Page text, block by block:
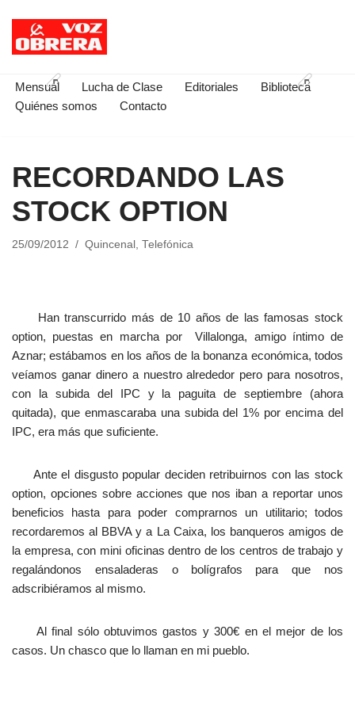
Saltar
contenido
Mensual Lucha de Clase Editoriales
Biblioteca
Quiénes somos
Contacto
RECORDANDO LAS
STOCK OPTION
25/09/2012 Quincenal , Telefónica
Han transcurrido más de 10 años de las famosas stock
option, puestas en marcha por Villalonga, amigo íntimo de
Aznar; estábamos en los años de la bonanza económica, todos
veíamos ganar dinero a nuestro alrededor pero para nosotros,
con la subida del IPC y la paguita de septiembre (ahora
quitada), que enmascaraba una subida del 1% por encima del
IPC, era más que suficiente.
Ante el disgusto popular deciden retribuirnos con las stock
option, opciones sobre acciones que nos iban a reportar unos
beneficios hasta para poder comprarnos un utilitario; todos
recordaremos al BBVA y a La Caixa, los banqueros amigos de
la empresa, con mini oficinas dentro de los centros de trabajo y
regalándonos ensaladeras o bolígrafos para que nos
adscribiéramos al mismo.
Al final sólo obtuvimos gastos y 300€ en el mejor de los
casos. Un chasco que lo llaman en mi pueblo.